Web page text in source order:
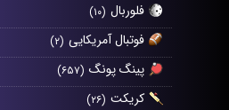
فلوربال (۱۰)
فوتبال آمریکایی (۲)
پینگ پونگ (۶۵۷)
کریکت (۲۶)